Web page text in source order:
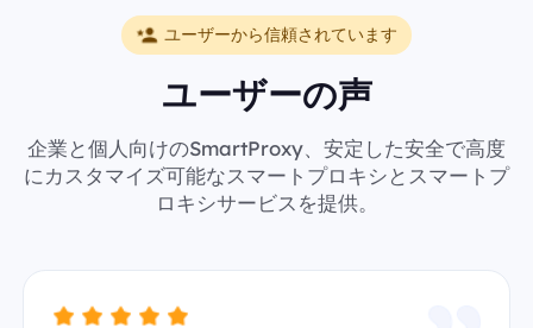
ユーザーから信頼されています
ユーザーの声
企業と個人向けのSmartProxy、安定した安全で高度
にカスタマイズ可能なスマートプロキシとスマートプ
ロキシサービスを提供。